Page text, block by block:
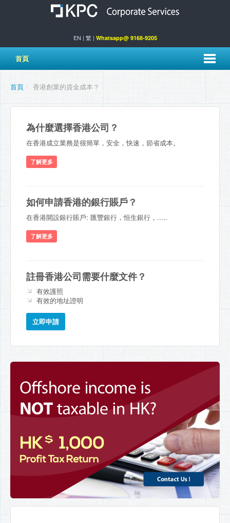
EN | 繁| Whatsapp@ 9168-9205
首頁
首頁 / 香港創業的資金成本？
為什麼選擇香港公司？
在香港成立業務是很簡單，安全，快速，節省成本。
了解更多
如何申請香港的銀行賬戶？
在香港開設銀行賬戶: 匯豐銀行，恒生銀行，.....
了解更多
註冊香港公司需要什麼文件？
有效護照
有效的地址證明
立即申請